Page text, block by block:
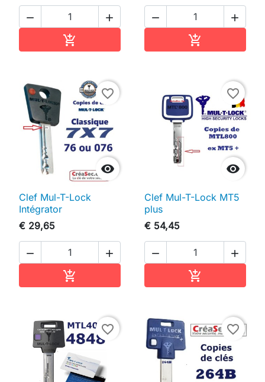
 

 


favorite_border
Clef Mul-T-Lock
Intégrator
€ 29,65
 


favorite_border
Clef Mul-T-Lock MT5
plus
€ 54,45
 

favorite_border favorite_border